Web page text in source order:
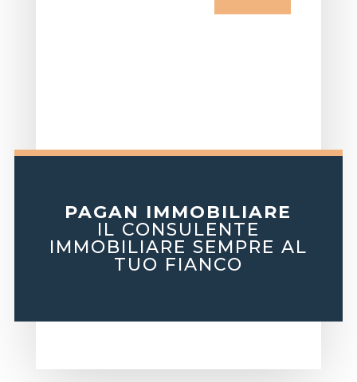
PAGAN IMMOBILIARE
IL CONSULENTE
IMMOBILIARE SEMPRE AL
TUO FIANCO